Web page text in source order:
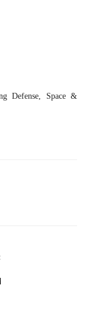
Defense, Space &